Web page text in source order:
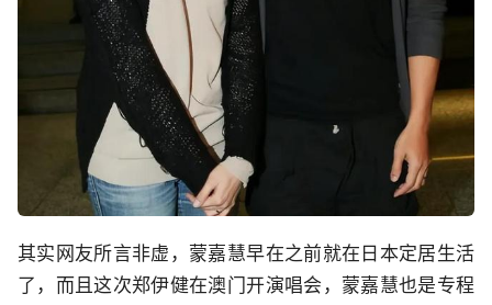
其实网友所言非虚，蒙嘉慧早在之前就在日本定居生活
了，而且这次郑伊健在澳门开演唱会，蒙嘉慧也是专程